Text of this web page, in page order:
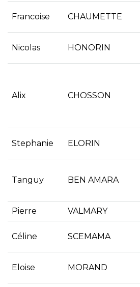
Francoise CHAUMETTE
Nicolas HONORIN
Alix CHOSSON
Stephanie ELORIN
Tanguy BEN AMARA
Pierre VALMARY
Céline SCEMAMA
Eloise MORAND